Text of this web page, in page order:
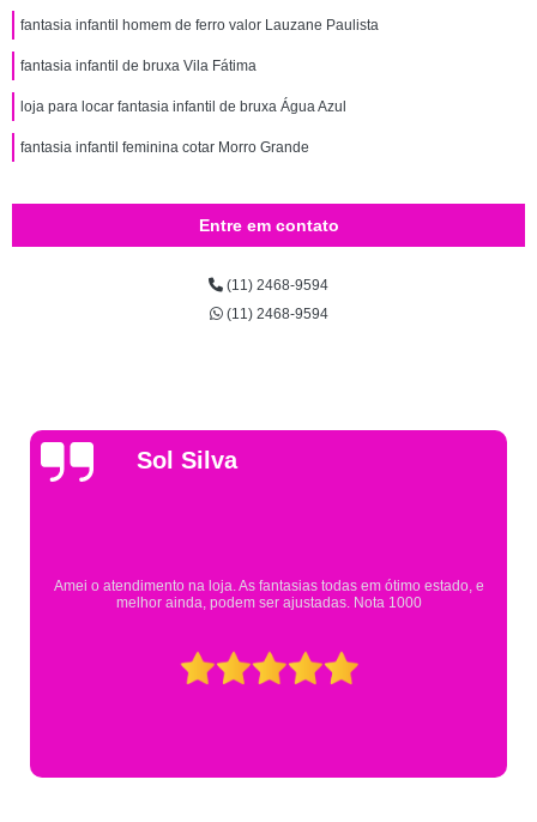
fantasia infantil homem de ferro valor Lauzane Paulista
fantasia infantil de bruxa Vila Fátima
loja para locar fantasia infantil de bruxa Água Azul
fantasia infantil feminina cotar Morro Grande
Entre em contato
(11) 2468-9594
(11) 2468-9594
Gsutavo Pinto
Pesquisei em mais de 20 lojas e só encontrei a fantasia de meu filho na
Eureka. Cheguei praticamente no horário em que estavam fechando e
mesmo assim fui muito bem atendido.